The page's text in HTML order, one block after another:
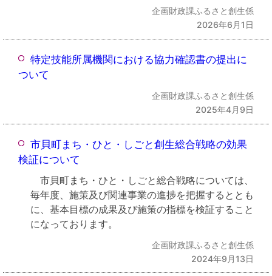
企画財政課ふるさと創生係
2026年6月1日
特定技能所属機関における協力確認書の提出に
ついて
企画財政課ふるさと創生係
2025年4月9日
市貝町まち・ひと・しごと創生総合戦略の効果
検証について
市貝町まち・ひと・しごと総合戦略については、
毎年度、施策及び関連事業の進捗を把握するととも
に、基本目標の成果及び施策の指標を検証すること
になっております。
企画財政課ふるさと創生係
2024年9月13日